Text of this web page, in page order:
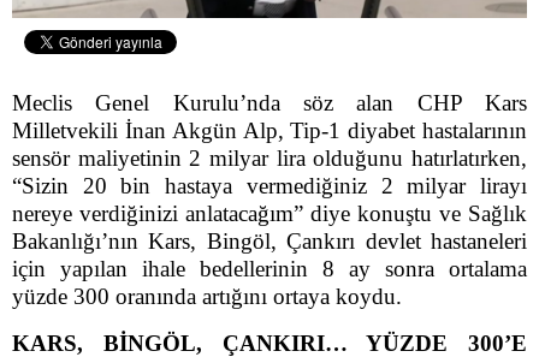
Meclis Genel Kurulu’nda söz alan CHP Kars
Milletvekili İnan Akgün Alp, Tip-1 diyabet hastalarının
sensör maliyetinin 2 milyar lira olduğunu hatırlatırken,
“Sizin 20 bin hastaya vermediğiniz 2 milyar lirayı
nereye verdiğinizi anlatacağım” diye konuştu ve Sağlık
Bakanlığı’nın Kars, Bingöl, Çankırı devlet hastaneleri
için yapılan ihale bedellerinin 8 ay sonra ortalama
yüzde 300 oranında artığını ortaya koydu.
KARS, BİNGÖL, ÇANKIRI… YÜZDE 300’E